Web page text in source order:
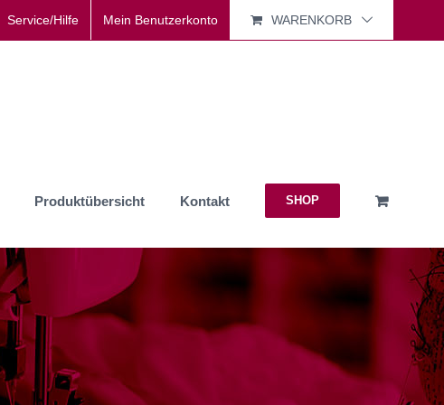
Service/Hilfe Mein Benutzerkonto WARENKORB
Produktübersicht Kontakt SHOP